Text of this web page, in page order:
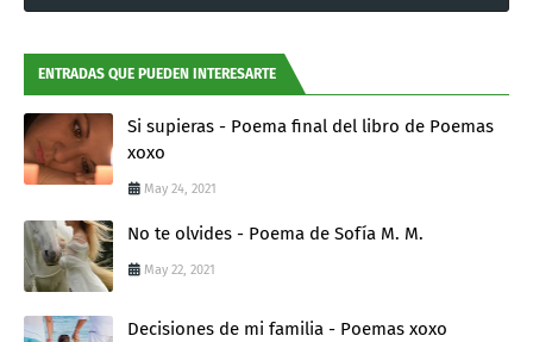
ENTRADAS QUE PUEDEN INTERESARTE
Si supieras - Poema final del libro de Poemas
xoxo
May 24, 2021
No te olvides - Poema de Sofía M. M.
May 22, 2021
Decisiones de mi familia - Poemas xoxo